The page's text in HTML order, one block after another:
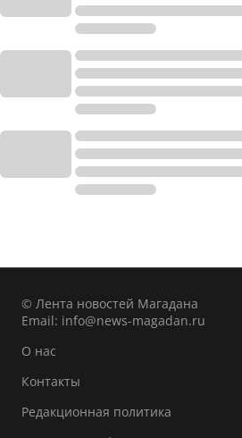
© Лента новостей Магадана
Email: info@news-magadan.ru
О нас
Контакты
Редакционная политика